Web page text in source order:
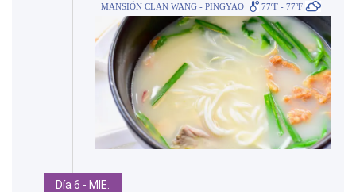
MANSIÓN CLAN WANG - PINGYAO
77ºF - 77ºF
Día 6 - MIE.